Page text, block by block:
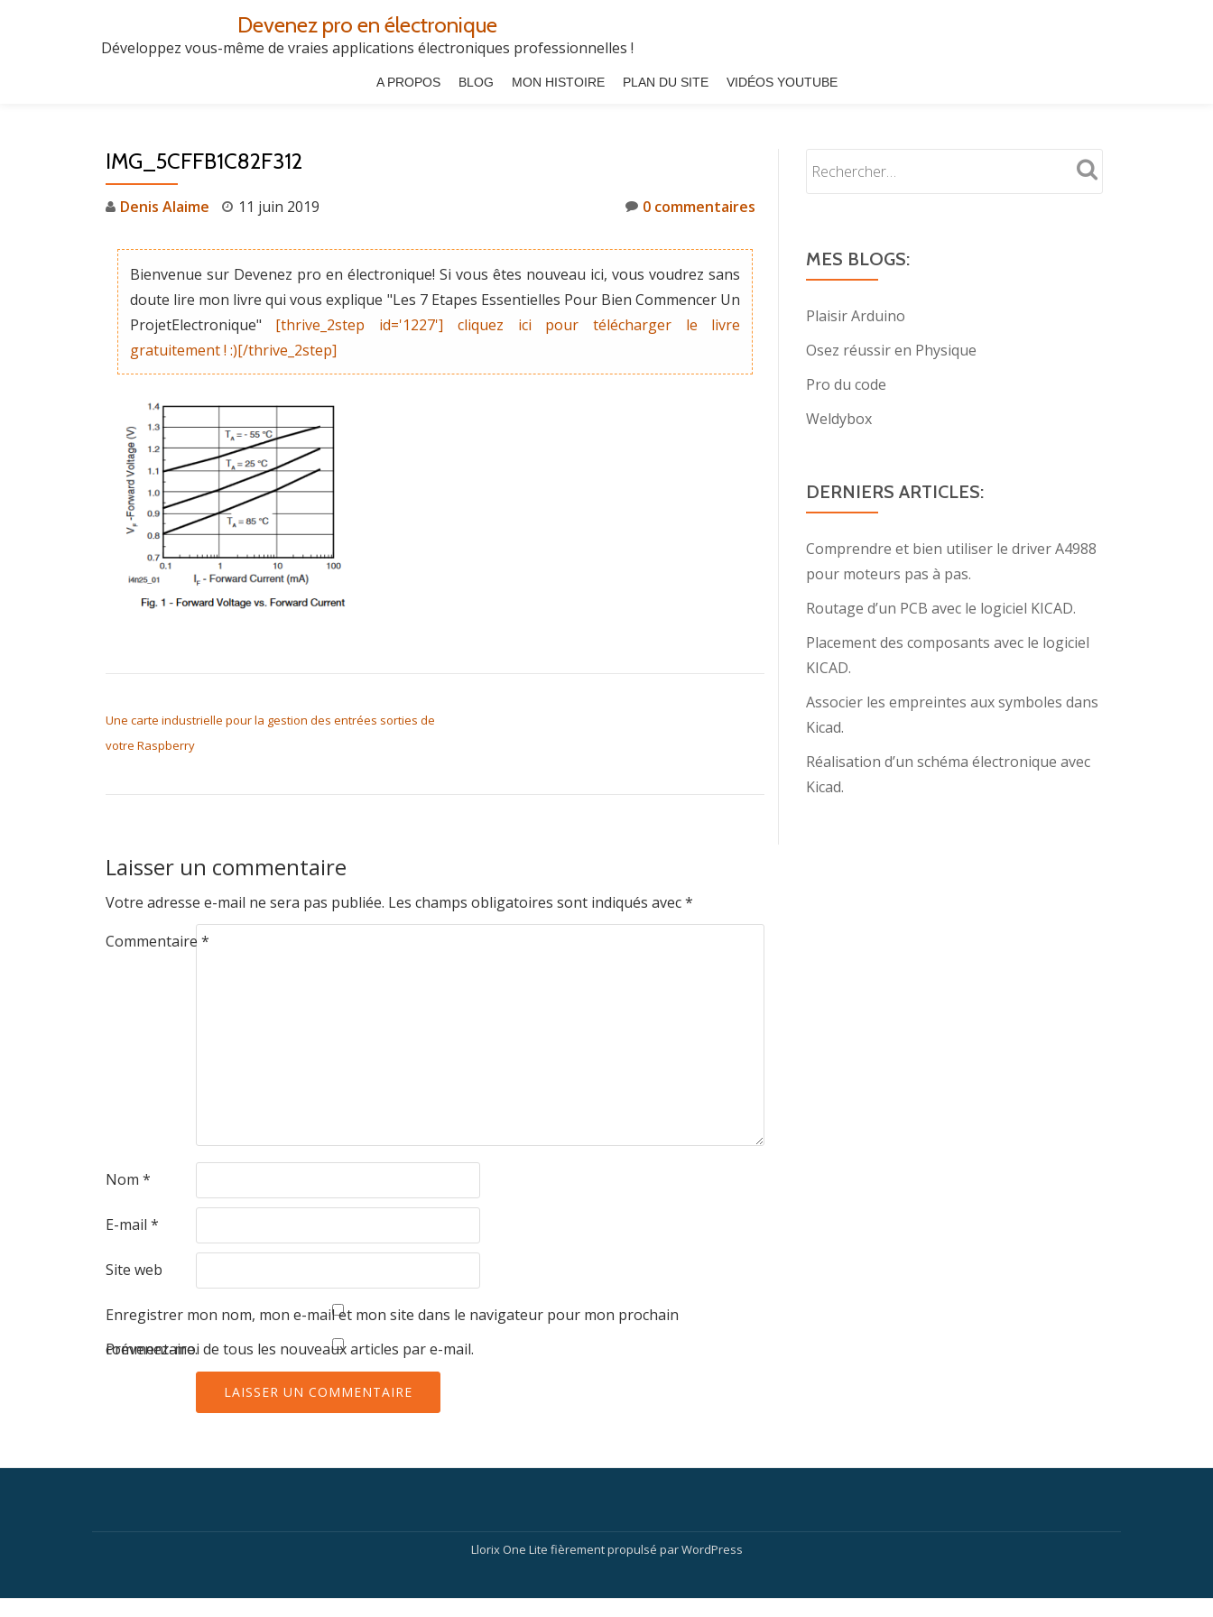
Devenez pro en électronique
Développez vous-même de vraies applications électroniques professionnelles !
A PROPOS BLOG MON HISTOIRE PLAN DU SITE VIDÉOS YOUTUBE
IMG_5CFFB1C82F312
Denis Alaime 11 juin 2019 0 commentaires
Bienvenue sur Devenez pro en électronique! Si vous êtes nouveau ici, vous voudrez sans
doute lire mon livre qui vous explique "Les 7 Etapes Essentielles Pour Bien Commencer Un
ProjetElectronique" [thrive_2step id='1227'] cliquez ici pour télécharger le livre
gratuitement ! :)[/thrive_2step]
Une carte industrielle pour la gestion des entrées sorties de
votre Raspberry
Laisser un commentaire
Votre adresse e-mail ne sera pas publiée. Les champs obligatoires sont indiqués avec*
Commentaire *
Nom *
E-mail *
Site web
Enregistrer mon nom, mon e-mail et mon site dans le navigateur pour mon prochain
commentaire.
Prévenez-moi de tous les nouveaux articles par e-mail.
MES BLOGS:
Plaisir Arduino
Osez réussir en Physique
Pro du code
Weldybox
DERNIERS ARTICLES:
Comprendre et bien utiliser le driver A4988
pour moteurs pas à pas.
Routage d’un PCB avec le logiciel KICAD.
Placement des composants avec le logiciel
KICAD.
Associer les empreintes aux symboles dans
Kicad.
Réalisation d’un schéma électronique avec
Kicad.
Menu
Llorix One Lite fièrement propulsé parWordPress